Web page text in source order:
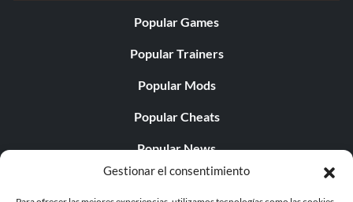
Gestionar el consentimiento
Popular Games
Popular Trainers
Popular Mods
Popular Cheats
Popular News
Popular Editorials